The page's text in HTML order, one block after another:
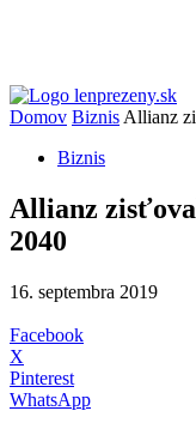
Domov Biznis Allianz
Biznis
Allianz
2040
16. septembra 2019
Facebook
X
Pinterest
WhatsApp